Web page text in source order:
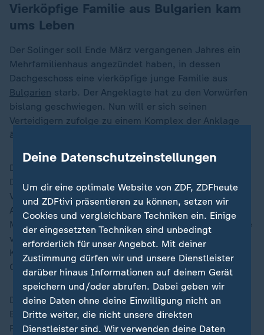
Vierköpfige Familie aus Bulgarien kam
ums Leben
Der Solinger soll Ende März vergangenen Jahres ein
Mehrfamilienhaus angezündet haben, in dessen
Dachgeschoss eine vierköpfige junge Familie aus
Bulgarien starb. Der Angeklagte hat zu den Vorwürfen
bislang geschwiegen. Nun will er sich seinen
Verteidigern zufolge zu einem Komplex der Anklage
äußern.
Die Ermittler hatten bereits einen
Durchsuchungsbeschluss für die Wohnung des
Verdächtigen beantragt, als sich in Solingen am 8.
April ein weiteres Verbrechen ereignete: Mit einer
Machete und zwei wuchtigen Hieben soll der Deutsche
versucht haben, einem fünf Jahre älteren Mann die
Kopfhaut abzutrennen, ihn also zu skalpieren. Das
Opfer überlebte schwer verletzt.
Die Anklage legt ihm auch noch zwei ältere
Brandstiftungen zur Last - im November 2022 und im
Februar 2024. In beiden Gebäuden hielten sich zur
Deine Datenschutzeinstellungen
Um dir eine optimale Website von ZDF, ZDFheute
und ZDFtivi präsentieren zu können, setzen wir
Cookies und vergleichbare Techniken ein. Einige
der eingesetzten Techniken sind unbedingt
erforderlich für unser Angebot. Mit deiner
Zustimmung dürfen wir und unsere Dienstleister
darüber hinaus Informationen auf deinem Gerät
speichern und/oder abrufen. Dabei geben wir
deine Daten ohne deine Einwilligung nicht an
Dritte weiter, die nicht unsere direkten
Dienstleister sind. Wir verwenden deine Daten